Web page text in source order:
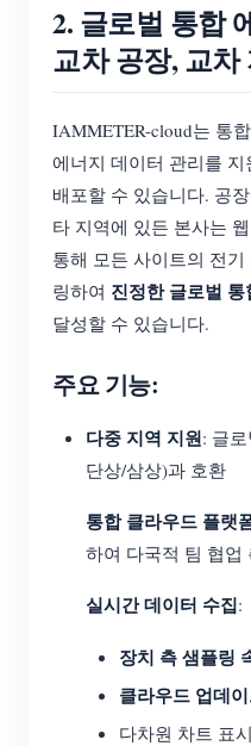
2. 글로벌 통합
교차 공장, 교차
IAMMETER-cloud는 통
에너지 데이터 관리를
배포할 수 있습니다. 공
타 지역에 있든 본사는
통해 모든 사이트의 전
링하여 진정한 글로벌
달성할 수 있습니다.
주요 기능:
다중 지역 지원: 글
단상/삼상)과 호환
통합 클라우드 플랫
하여 다국적 팀 협업
실시간 데이터 수집:
장치 측 샘플링
클라우드 업데
다차원 차트 표